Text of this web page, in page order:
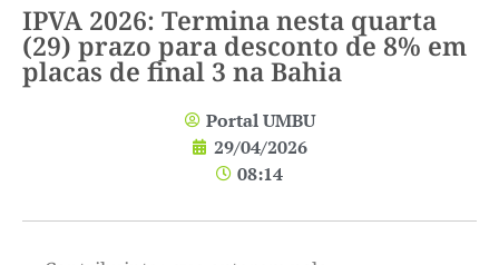
IPVA 2026: Termina nesta quarta
(29) prazo para desconto de 8% em
placas de final 3 na Bahia
Portal UMBU
29/04/2026
08:14